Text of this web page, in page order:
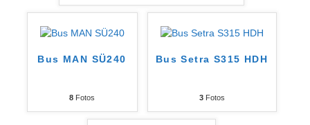
Bus MAN SÜ240
8 Fotos
Bus Setra S315 HDH
3Fotos